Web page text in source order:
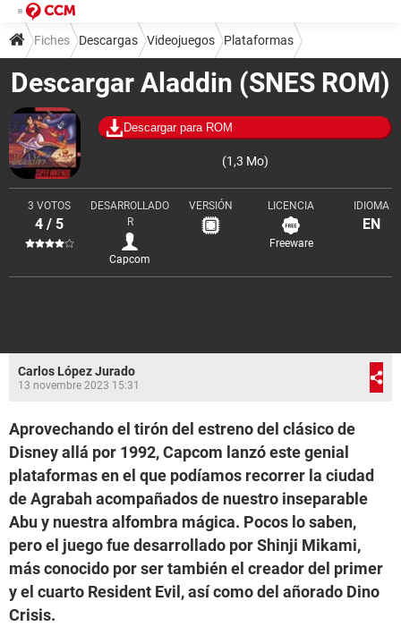
Descargar Aladdin (SNES ROM)
Descargar para ROM
(1,3 Mo)
3 VOTOS
4 / 5
DESARROLLADO
R
Capcom
VERSIÓN LICENCIA
Freeware
IDIOMA
EN
Fiches Descargas Videojuegos Plataformas
Carlos López Jurado
13 novembre 2023 15:31
Aprovechando el tirón del estreno del clásico de
Disney allá por 1992, Capcom lanzó este genial
plataformas en el que podíamos recorrer la ciudad
de Agrabah acompañados de nuestro inseparable
Abu y nuestra alfombra mágica. Pocos lo saben,
pero el juego fue desarrollado por Shinji Mikami,
más conocido por ser también el creador del primer
y el cuarto Resident Evil, así como del añorado Dino
Crisis.